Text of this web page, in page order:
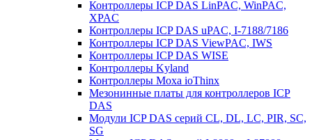
Контроллеры ICP DAS LinPAC, WinPAC,
XPAC
Контроллеры ICP DAS uPAC, I-7188/7186
Контроллеры ICP DAS ViewPAC, IWS
Контроллеры ICP DAS WISE
Контроллеры Kyland
Контроллеры Moxa ioThinx
Мезонинные платы для контроллеров ICP
DAS
Модули ICP DAS серий CL, DL, LC, PIR, SC,
SG